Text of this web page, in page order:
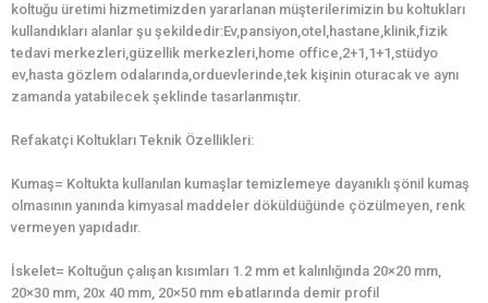
koltuğu üretimi hizmetimizden yararlanan müşterilerimizin bu koltukları
kullandıkları alanlar şu şekildedir:Ev,pansiyon,otel,hastane,klinik,fizik
tedavi merkezleri,güzellik merkezleri,home office,2+1,1+1,stüdyo
ev,hasta gözlem odalarında,orduevlerinde,tek kişinin oturacak ve aynı
zamanda yatabilecek şeklinde tasarlanmıştır.
Refakatçi Koltukları Teknik Özellikleri:
Kumaş= Koltukta kullanılan kumaşlar temizlemeye dayanıklı şönil kumaş
olmasının yanında kimyasal maddeler döküldüğünde çözülmeyen, renk
vermeyen yapıdadır.
İskelet= Koltuğun çalışan kısımları 1.2 mm et kalınlığında 20×20 mm,
20×30 mm, 20x 40 mm, 20×50 mm ebatlarında demir profil